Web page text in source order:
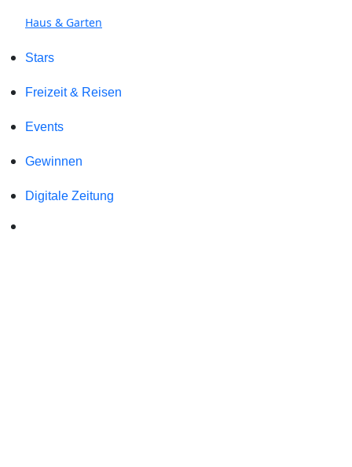
Haus & Garten
Stars
Freizeit & Reisen
Events
Gewinnen
Digitale Zeitung